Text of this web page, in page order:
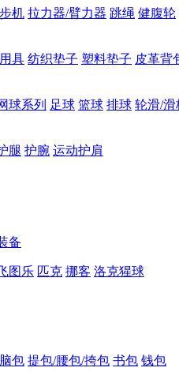
机 拉力器/臂力器 跳绳 健腹轮
具 纺织垫子 塑料垫子 皮革背
球系列 足球 篮球 排球 轮滑/滑
腿 护腕 运动护肩
备
图乐 匹克 挪客 洛克猩球
包 提包/腰包/挎包 书包 钱包